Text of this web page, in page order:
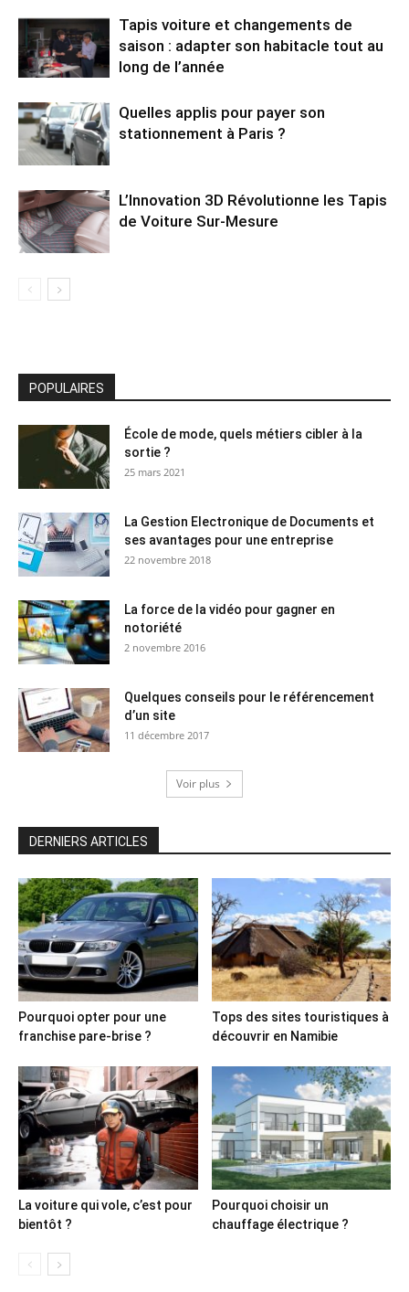
Tapis voiture et changements de
saison : adapter son habitacle tout au
long de l’année
Quelles applis pour payer son
stationnement à Paris ?
L’Innovation 3D Révolutionne les Tapis
de Voiture Sur-Mesure
POPULAIRES
École de mode, quels métiers cibler à la
sortie ?
25 mars 2021
La Gestion Electronique de Documents et
ses avantages pour une entreprise
22 novembre 2018
La force de la vidéo pour gagner en
notoriété
2 novembre 2016
Quelques conseils pour le référencement
d’un site
11 décembre 2017
Voir plus
DERNIERS ARTICLES
Pourquoi opter pour une
franchise pare-brise ?
Tops des sites touristiques à
découvrir en Namibie
La voiture qui vole, c’est pour
bientôt ?
Pourquoi choisir un
chauffage électrique ?